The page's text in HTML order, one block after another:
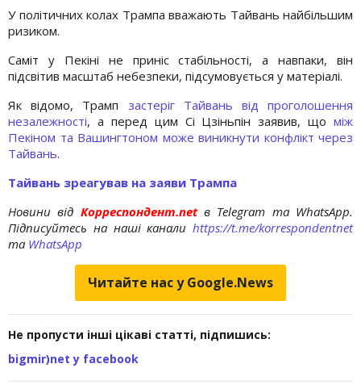
У політичних колах Трампа вважають Тайвань найбільшим
ризиком.
Саміт у Пекіні не приніс стабільності, а навпаки, він
підсвітив масштаб небезпеки, підсумовується у матеріалі.
Як відомо, Трамп застеріг Тайвань від проголошення
незалежності, а перед цим Сі Цзіньпін заявив, що між
Пекіном та Вашингтоном може виникнути конфлікт через
Тайвань.
Тайвань зреагував на заяви Трампа
Новини від Корреспондент.netв Telegram та WhatsApp.
Підписуйтесь на наші канали https://t.me/korrespondentnet
та WhatsApp
Читайте нас у Google.News
Не пропусти інші цікаві статті, підпишись:
bigmir)net у facebook